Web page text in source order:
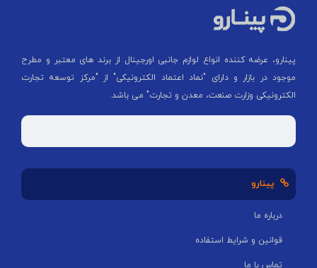
پینارو، عرضه کننده انواع لوازم جانبی اورجینال از برند های معتبر و مطرح
موجود در بازار و دارای "نماد اعتماد الکترونیکی" از "مركز توسعه تجارت
الكترونیكی وزارت صنعت، معدن و تجارت" می باشد.
پینارو
درباره ما
قوانین و شرایط استفاده
تماس با ما